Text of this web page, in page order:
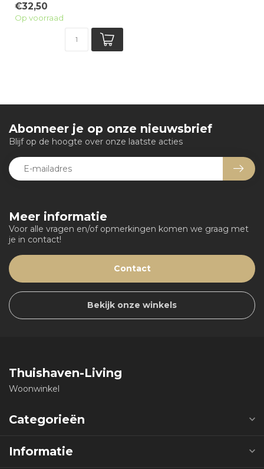
Aardbei, Framboos
Sillage: M...
€32,50
Op voorraad
Meer informatie
Voor alle vragen en/of opmerkingen komen we graag met
je in contact!
Contact
Bekijk onze winkels
Abonneer je op onze nieuwsbrief
Blijf op de hoogte over onze laatste acties
Thuishaven-Living
Woonwinkel
Categorieën
Informatie